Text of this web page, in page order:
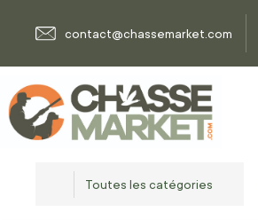
contact@chassemarket.com
Toutes les catégories